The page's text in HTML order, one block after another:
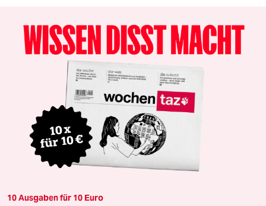
10 Ausgaben für 10 Euro